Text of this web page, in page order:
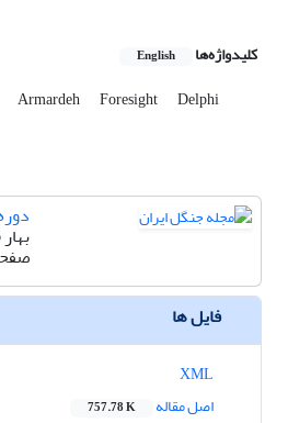
کلیدواژه‌ها English
Armardeh Foresight Delphi
دوره 9،
بهار 1396
فایل ها
اصل مقاله
757.78 K